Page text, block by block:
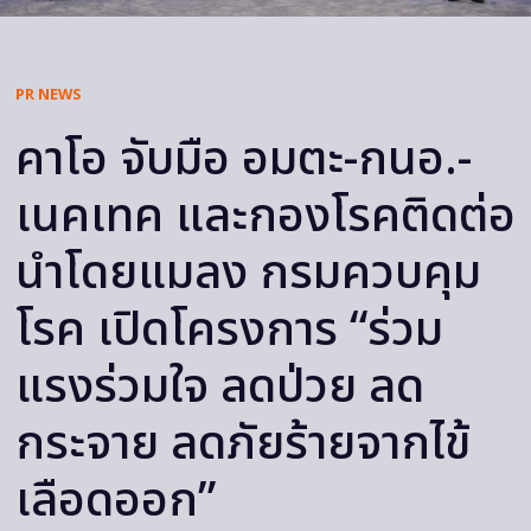
PR NEWS
คาโอ จับมือ อมตะ-กนอ.-
เนคเทค และกองโรคติดต่อ
นำโดยแมลง กรมควบคุม
โรค เปิดโครงการ “ร่วม
แรงร่วมใจ ลดป่วย ลด
กระจาย ลดภัยร้ายจากไข้
เลือดออก”